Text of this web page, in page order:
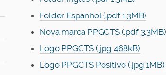
Folder Espanhol (.pdf 1.3MB)
Nova marca PPGCTS (.pdf 3.3MB)
Logo PPGCTS (.jpg 468kB)
Logo PPGCTS Positivo (.jpg 1MB)